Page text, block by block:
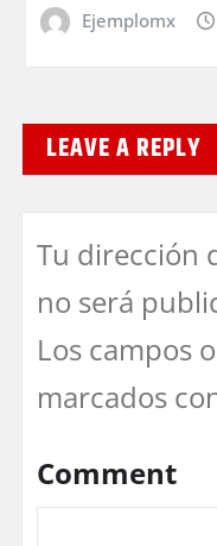
Ejemplomx
LEAVE A REPLY
Tu dirección
no será
Los campos
marcados
Comment